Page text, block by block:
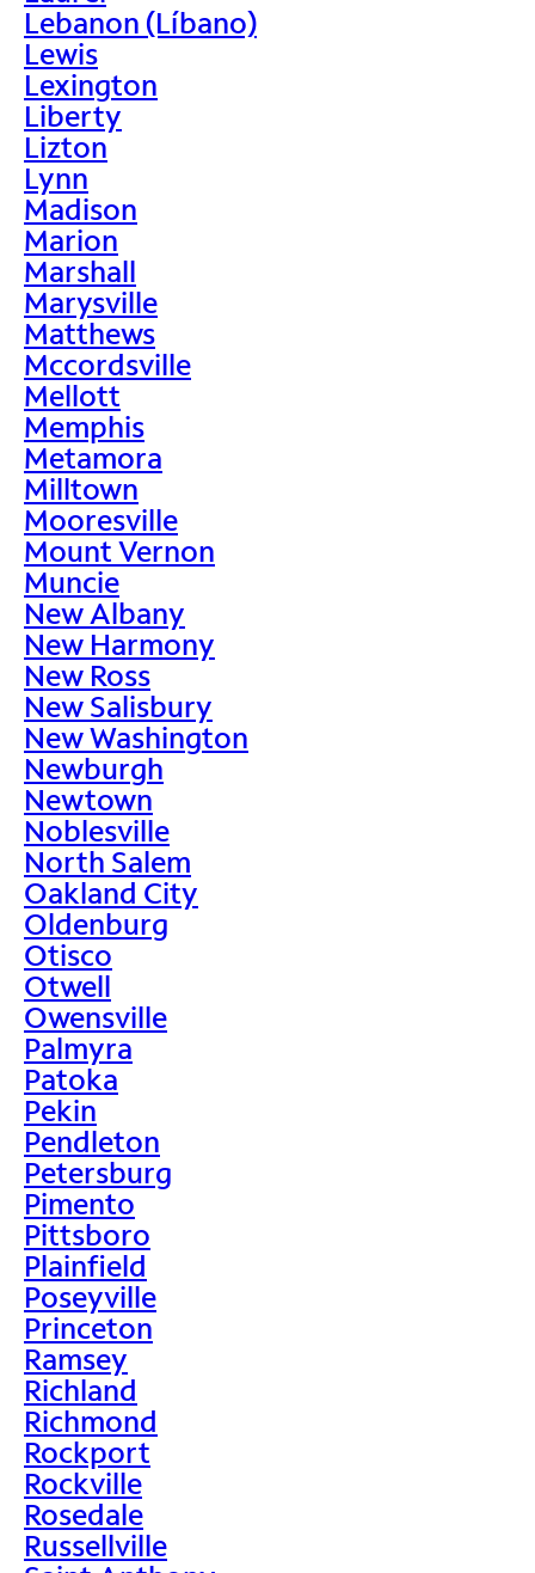
Lebanon (Líbano)
Lewis
Lexington
Liberty
Lizton
Lynn
Madison
Marion
Marshall
Marysville
Matthews
Mccordsville
Mellott
Memphis
Metamora
Milltown
Mooresville
Mount Vernon
Muncie
New Albany
New Harmony
New Ross
New Salisbury
New Washington
Newburgh
Newtown
Noblesville
North Salem
Oakland City
Oldenburg
Otisco
Otwell
Owensville
Palmyra
Patoka
Pekin
Pendleton
Petersburg
Pimento
Pittsboro
Plainfield
Poseyville
Princeton
Ramsey
Richland
Richmond
Rockport
Rockville
Rosedale
Russellville